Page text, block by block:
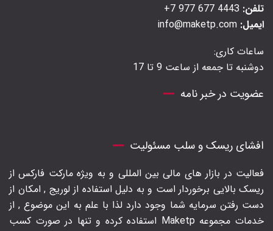
تلفن:
ایمیل:
ساعات کاری:
دوشنبه تا جمعه از ساعت 9 تا 17
عضویت در خبر نامه
افشای ریسک و سلب مسئولیت
فعالیت در بازار های مالی بین المللی و به ویژه مارکت فارکس از
ریسک بالایی برخوردار است و به دلیل استفاده از لوریج , امکان از
دست رفتن سرمایه شما وجود دارد لذا با علم به این موضوع , از
خدمات مجموعه Maketp استفاده کرده و تنها در صورت کسب